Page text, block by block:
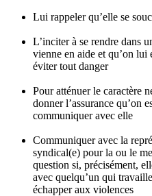
Lui rappeler qu’elle se
L’inciter à se rendre dans
vienne en aide et qu’on
éviter tout danger
Pour atténuer le caractère
donner l’assurance qu’on
communiquer avec elle
Communiquer avec la
syndical(e) pour la ou le
question si, précisément,
avec quelqu’un qui
échapper aux violences